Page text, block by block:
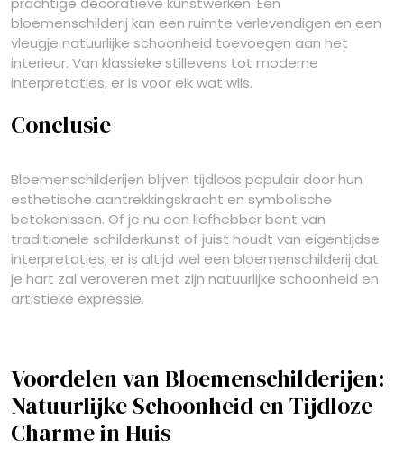
bloemenschilderij kan een ruimte verlevendigen en een
vleugje natuurlijke schoonheid toevoegen aan het
interieur. Van klassieke stillevens tot moderne
interpretaties, er is voor elk wat wils.
Conclusie
Bloemenschilderijen blijven tijdloos populair door hun
esthetische aantrekkingskracht en symbolische
betekenissen. Of je nu een liefhebber bent van
traditionele schilderkunst of juist houdt van eigentijdse
interpretaties, er is altijd wel een bloemenschilderij dat
je hart zal veroveren met zijn natuurlijke schoonheid en
artistieke expressie.
Voordelen van Bloemenschilderijen:
Natuurlijke Schoonheid en Tijdloze
Charme in Huis